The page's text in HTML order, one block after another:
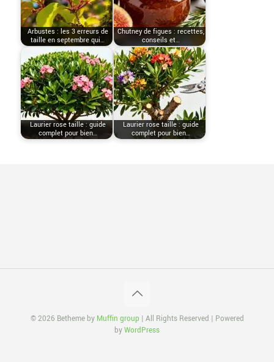
Arbustes : les 3 erreurs de
taille en septembre qui…
Chutney de figues : recettes,
conseils et…
Laurier rose taille : guide
complet pour bien…
Laurier rose taille : guide
complet pour bien…
© 2026 Betheme by Muffin group | All Rights Reserved | Powered
byWordPress